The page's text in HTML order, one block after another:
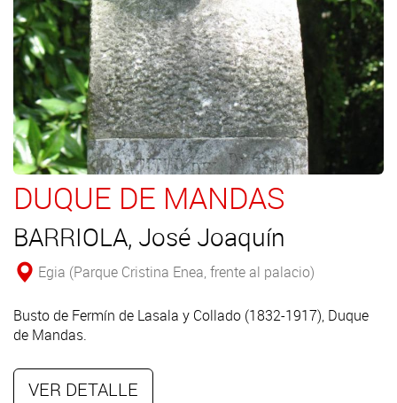
DUQUE DE MANDAS
BARRIOLA, José Joaquín
Egia (Parque Cristina Enea, frente al palacio)
Busto de Fermín de Lasala y Collado (1832-1917), Duque
de Mandas.
VER DETALLE